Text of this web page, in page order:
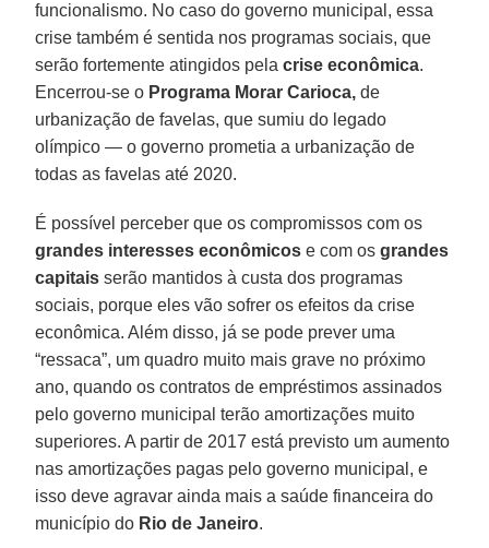
funcionalismo. No caso do governo municipal, essa
crise também é sentida nos programas sociais, que
serão fortemente atingidos pela crise econômica.
Encerrou-se o Programa Morar Carioca, de
urbanização de favelas, que sumiu do legado
olímpico — o governo prometia a urbanização de
todas as favelas até 2020.
É possível perceber que os compromissos com os
grandes interesses econômicos e com osgrandes
capitais serão mantidos à custa dos programas
sociais, porque eles vão sofrer os efeitos da crise
econômica. Além disso, já se pode prever uma
“ressaca”, um quadro muito mais grave no próximo
ano, quando os contratos de empréstimos assinados
pelo governo municipal terão amortizações muito
superiores. A partir de 2017 está previsto um aumento
nas amortizações pagas pelo governo municipal, e
isso deve agravar ainda mais a saúde financeira do
município do Rio de Janeiro.